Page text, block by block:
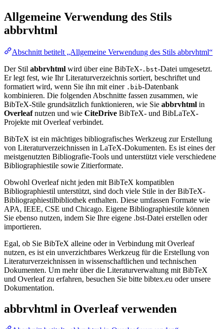
Allgemeine Verwendung des Stils
abbrvhtml
Abschnitt betitelt „Allgemeine Verwendung des Stils abbrvhtml“
Der Stil abbrvhtml wird über eine BibTeX- .bst-Datei umgesetzt.
Er legt fest, wie Ihr Literaturverzeichnis sortiert, beschriftet und
formatiert wird, wenn Sie ihn mit einer .bib-Datenbank
kombinieren. Die folgenden Abschnitte fassen zusammen, wie
BibTeX-Stile grundsätzlich funktionieren, wie Sie abbrvhtml in
Overleafnutzen und wie CiteDrive BibTeX- und BibLaTeX-
Projekte mit Overleaf verbindet.
BibTeX ist ein mächtiges bibliografisches Werkzeug zur Erstellung
von Literaturverzeichnissen in LaTeX-Dokumenten. Es ist eines der
meistgenutzten Bibliografie-Tools und unterstützt viele verschiedene
Bibliographiestile sowie Zitierformate.
Obwohl Overleaf nicht jeden mit BibTeX kompatiblen
Bibliographiestil unterstützt, sind doch viele Stile in der BibTeX-
Bibliographiestilbibliothek enthalten. Diese umfassen Formate wie
APA, IEEE, CSE und Chicago. Eigene Bibliographiestile können
Sie ebenso nutzen, indem Sie Ihre eigene .bst-Datei erstellen oder
importieren.
Egal, ob Sie BibTeX alleine oder in Verbindung mit Overleaf
nutzen, es ist ein unverzichtbares Werkzeug für die Erstellung von
Literaturverzeichnissen in wissenschaftlichen und technischen
Dokumenten. Um mehr über die Literaturverwaltung mit BibTeX
und Overleaf zu erfahren, besuchen Sie bitte bibtex.eu oder unsere
Dokumentation.
abbrvhtml in Overleaf verwenden